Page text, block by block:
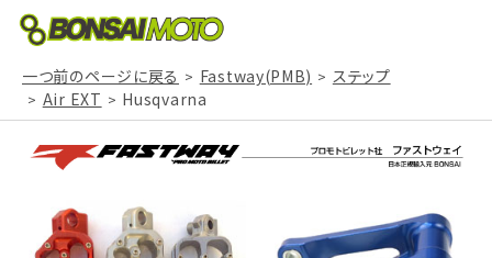
一つ前のページに戻る Fastway(PMB)
ステップ
Air EXT
Husqvarna